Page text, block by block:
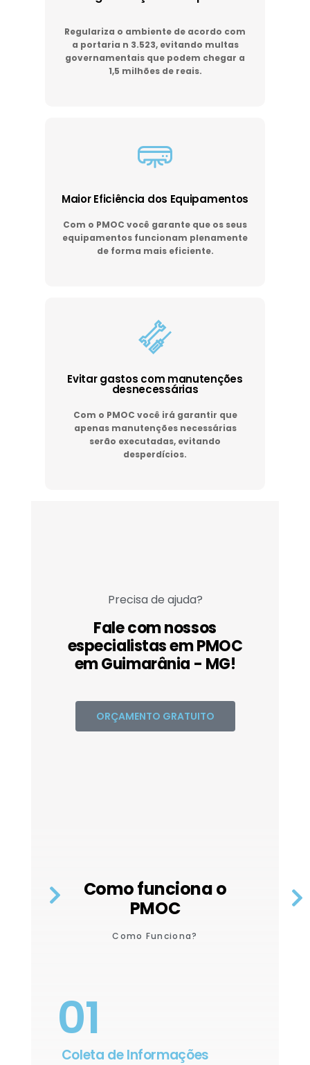
Regulariza o ambiente de acordo com
a portaria n 3.523, evitando multas
governamentais que podem chegar a
1,5 milhões de reais.
Maior Eficiência dos Equipamentos
Com o PMOC você garante que os seus
equipamentos funcionam plenamente
de forma mais eficiente.
Evitar gastos com manutenções
desnecessárias
Com o PMOC você irá garantir que
apenas manutenções necessárias
serão executadas, evitando
desperdícios.
Precisa de ajuda?
Fale com nossos
especialistas em PMOC
em Guimarânia - MG!
ORÇAMENTO GRATUITO
Como funciona o
PMOC
Como Funciona?
01
Coleta de Informações